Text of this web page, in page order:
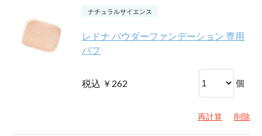
ナチュラルサイエンス
レドナ パウダーファンデーション 専用
パフ
税込 ￥262 個
再計算 削除